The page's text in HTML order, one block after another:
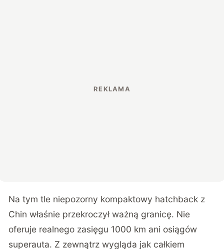
Na tym tle niepozorny kompaktowy hatchback z
Chin właśnie przekroczył ważną granicę. Nie
oferuje realnego zasięgu 1000 km ani osiągów
superauta. Z zewnątrz wygląda jak całkiem